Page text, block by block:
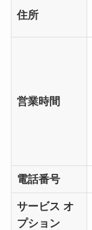
住所
営業時間
電話番号
サービス オ
プション